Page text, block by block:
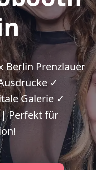
Berlin Prenzlauer
✓
Galerie ✓
Perfekt für